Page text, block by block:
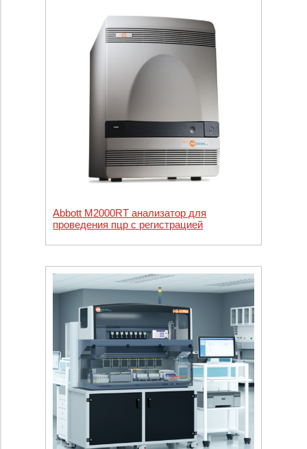
Abbott M2000RT анализатор для
проведения пцр с регистрацией